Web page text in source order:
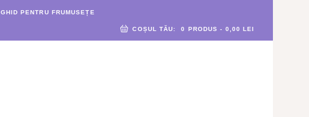
GHID PENTRU FRUMUSEȚE
COȘUL TĂU: 0 PRODUS - 0,00 LEI